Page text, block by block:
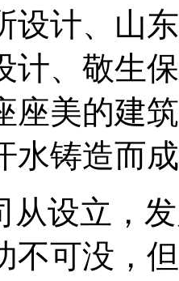
设计、山
计、敬生
座美的建
水铸造而
从设立，
不可没，